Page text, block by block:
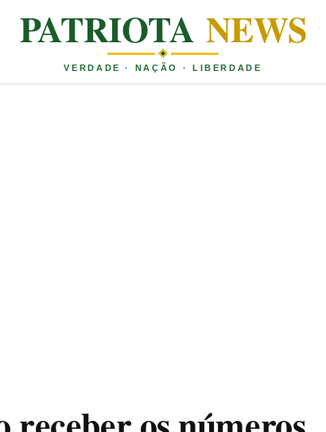
PATRIOTA NEWS
VERDADE · NAÇÃO · LIBERDADE